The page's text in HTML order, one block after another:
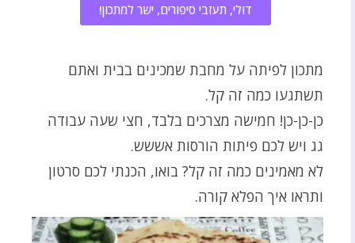
דוּלי, תעזבי סיפורים, ישר למתכון!
מתכון לפיתה על מחבת שמכינים בבית ואתם
תשתגעו כמה זה קל.
כן-כן-כן! חמישה מצרכים בלבד, חצי שעה עבודה
גג ויש לכם פיתות הורסות אששש.
לא מאמינים כמה זה קל? בואו, הכנתי לכם סרטון
ותראו איך הפלא קורה.